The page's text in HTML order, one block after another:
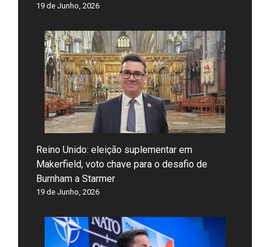
19 de Junho, 2026
Reino Unido: eleição suplementar em
Makerfield, voto chave para o desafio de
Burnham a Starmer
19 de Junho, 2026